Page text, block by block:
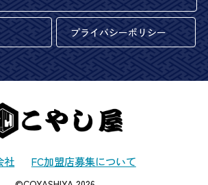
プライバシーポリシー
社 FC加盟店募集について